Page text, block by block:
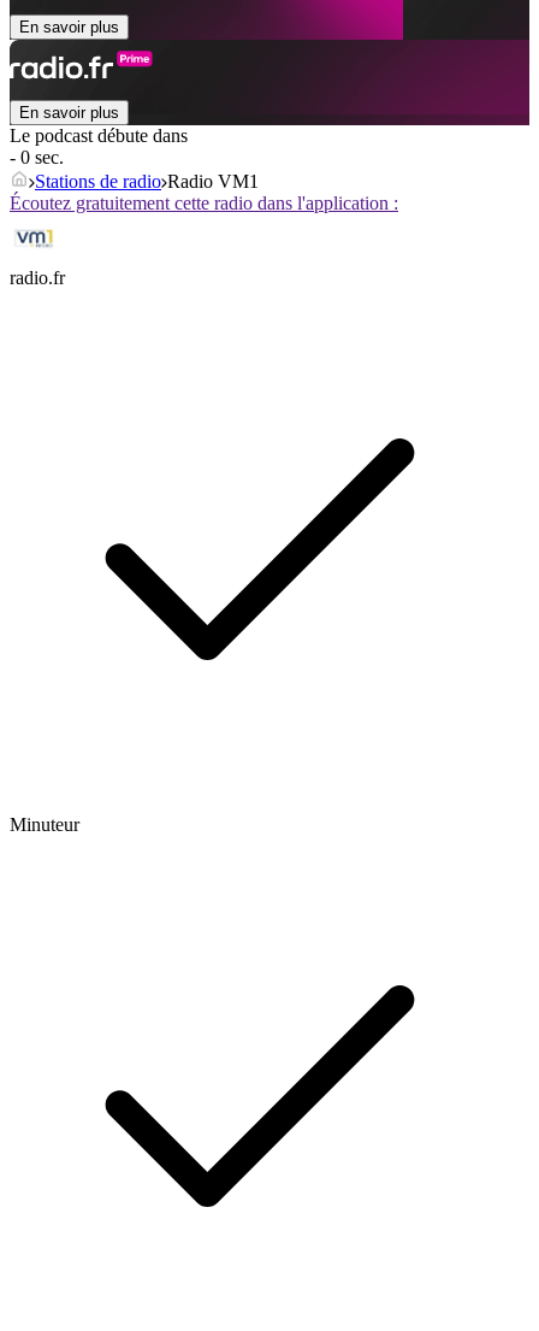
En savoir plus
En savoir plus
Le podcast débute dans
- 0 sec.
Stations de radio Radio VM1
Écoutez gratuitement cette radio dans l'application :
radio.fr
Minuteur